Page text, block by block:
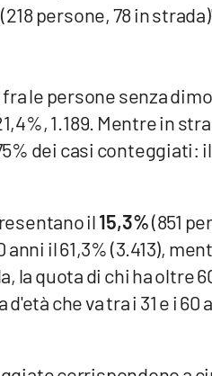
persone, 78 in
fra le persone senza
1.189. Mentre in
dei casi conteggiati:
il15,3%(851
il 61,3% (3.413),
la quota di chi ha oltre
che va tra i 31 e i 60